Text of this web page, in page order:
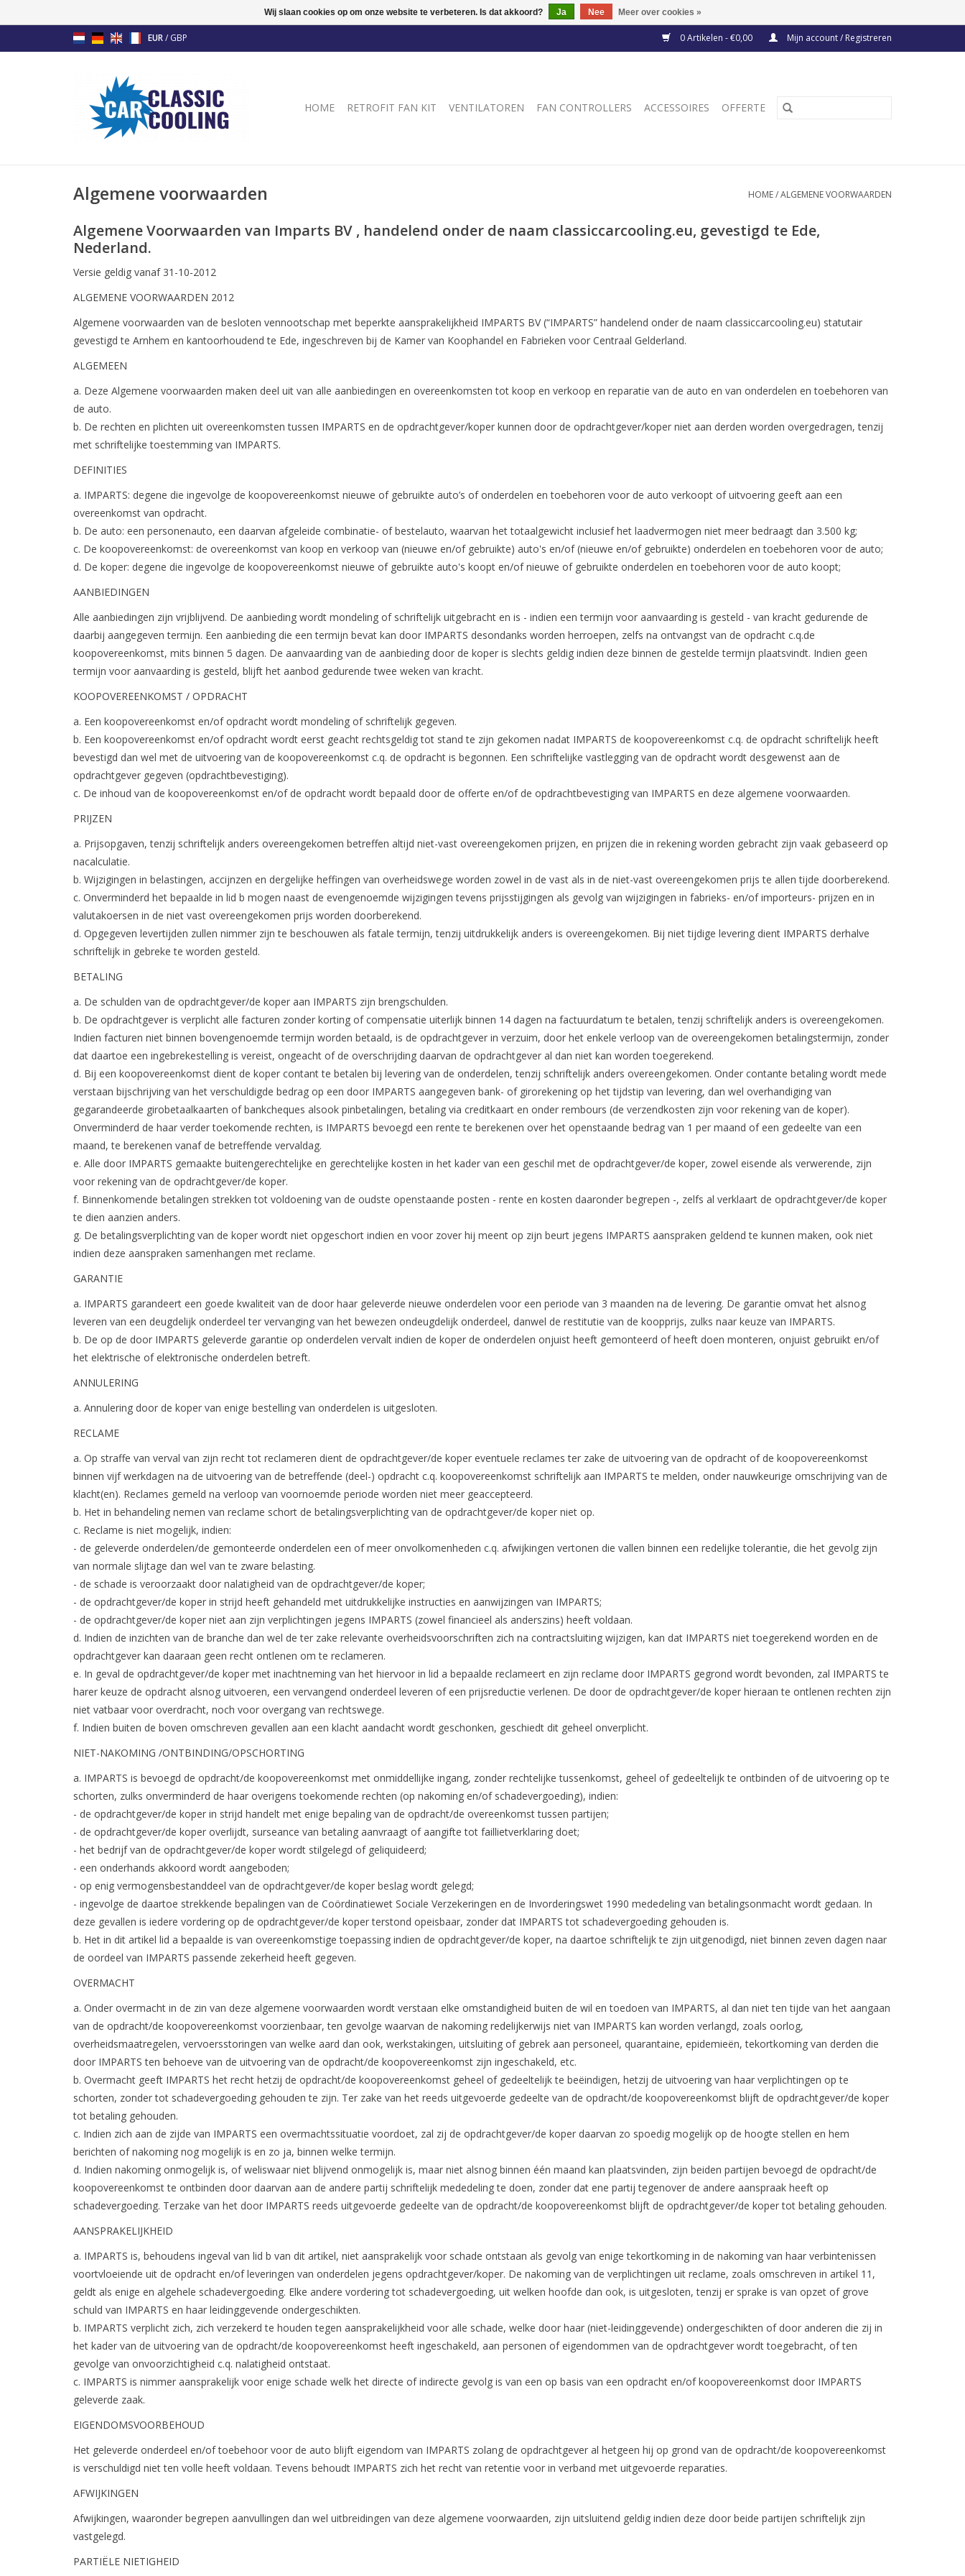
EUR/ GBP 0 Artikelen - €0,00 Mijn account / Registreren
HOME RETROFIT FAN KIT VENTILATOREN FAN CONTROLLERS ACCESSOIRES OFFERTE
Algemene voorwaarden HOME/ALGEMENE VOORWAARDEN
Algemene Voorwaarden van Imparts BV , handelend onder de naam classiccarcooling.eu, gevestigd te Ede,
Nederland.
Versie geldig vanaf 31-10-2012
ALGEMENE VOORWAARDEN 2012
Algemene voorwaarden van de besloten vennootschap met beperkte aansprakelijkheid IMPARTS BV (“IMPARTS” handelend onder de naam classiccarcooling.eu) statutair
gevestigd te Arnhem en kantoorhoudend te Ede, ingeschreven bij de Kamer van Koophandel en Fabrieken voor Centraal Gelderland.
ALGEMEEN
a. Deze Algemene voorwaarden maken deel uit van alle aanbiedingen en overeenkomsten tot koop en verkoop en reparatie van de auto en van onderdelen en toebehoren van
de auto.
b. De rechten en plichten uit overeenkomsten tussen IMPARTS en de opdrachtgever/koper kunnen door de opdrachtgever/koper niet aan derden worden overgedragen, tenzij
met schriftelijke toestemming van IMPARTS.
DEFINITIES
a. IMPARTS: degene die ingevolge de koopovereenkomst nieuwe of gebruikte auto’s of onderdelen en toebehoren voor de auto verkoopt of uitvoering geeft aan een
overeenkomst van opdracht.
b. De auto: een personenauto, een daarvan afgeleide combinatie- of bestelauto, waarvan het totaalgewicht inclusief het laadvermogen niet meer bedraagt dan 3.500 kg;
c. De koopovereenkomst: de overeenkomst van koop en verkoop van (nieuwe en/of gebruikte) auto's en/of (nieuwe en/of gebruikte) onderdelen en toebehoren voor de auto;
d. De koper: degene die ingevolge de koopovereenkomst nieuwe of gebruikte auto's koopt en/of nieuwe of gebruikte onderdelen en toebehoren voor de auto koopt;
AANBIEDINGEN
Alle aanbiedingen zijn vrijblijvend. De aanbieding wordt mondeling of schriftelijk uitgebracht en is - indien een termijn voor aanvaarding is gesteld - van kracht gedurende de
daarbij aangegeven termijn. Een aanbieding die een termijn bevat kan door IMPARTS desondanks worden herroepen, zelfs na ontvangst van de opdracht c.q.de
koopovereenkomst, mits binnen 5 dagen. De aanvaarding van de aanbieding door de koper is slechts geldig indien deze binnen de gestelde termijn plaatsvindt. Indien geen
termijn voor aanvaarding is gesteld, blijft het aanbod gedurende twee weken van kracht.
KOOPOVEREENKOMST / OPDRACHT
a. Een koopovereenkomst en/of opdracht wordt mondeling of schriftelijk gegeven.
b. Een koopovereenkomst en/of opdracht wordt eerst geacht rechtsgeldig tot stand te zijn gekomen nadat IMPARTS de koopovereenkomst c.q. de opdracht schriftelijk heeft
bevestigd dan wel met de uitvoering van de koopovereenkomst c.q. de opdracht is begonnen. Een schriftelijke vastlegging van de opdracht wordt desgewenst aan de
opdrachtgever gegeven (opdrachtbevestiging).
c. De inhoud van de koopovereenkomst en/of de opdracht wordt bepaald door de offerte en/of de opdrachtbevestiging van IMPARTS en deze algemene voorwaarden.
PRIJZEN
a. Prijsopgaven, tenzij schriftelijk anders overeengekomen betreffen altijd niet-vast overeengekomen prijzen, en prijzen die in rekening worden gebracht zijn vaak gebaseerd op
nacalculatie.
b. Wijzigingen in belastingen, accijnzen en dergelijke heffingen van overheidswege worden zowel in de vast als in de niet-vast overeengekomen prijs te allen tijde doorberekend.
c. Onverminderd het bepaalde in lid b mogen naast de evengenoemde wijzigingen tevens prijsstijgingen als gevolg van wijzigingen in fabrieks- en/of importeurs- prijzen en in
valutakoersen in de niet vast overeengekomen prijs worden doorberekend.
d. Opgegeven levertijden zullen nimmer zijn te beschouwen als fatale termijn, tenzij uitdrukkelijk anders is overeengekomen. Bij niet tijdige levering dient IMPARTS derhalve
schriftelijk in gebreke te worden gesteld.
BETALING
a. De schulden van de opdrachtgever/de koper aan IMPARTS zijn brengschulden.
b. De opdrachtgever is verplicht alle facturen zonder korting of compensatie uiterlijk binnen 14 dagen na factuurdatum te betalen, tenzij schriftelijk anders is overeengekomen.
Indien facturen niet binnen bovengenoemde termijn worden betaald, is de opdrachtgever in verzuim, door het enkele verloop van de overeengekomen betalingstermijn, zonder
dat daartoe een ingebrekestelling is vereist, ongeacht of de overschrijding daarvan de opdrachtgever al dan niet kan worden toegerekend.
d. Bij een koopovereenkomst dient de koper contant te betalen bij levering van de onderdelen, tenzij schriftelijk anders overeengekomen. Onder contante betaling wordt mede
verstaan bijschrijving van het verschuldigde bedrag op een door IMPARTS aangegeven bank- of girorekening op het tijdstip van levering, dan wel overhandiging van
gegarandeerde girobetaalkaarten of bankcheques alsook pinbetalingen, betaling via creditkaart en onder rembours (de verzendkosten zijn voor rekening van de koper).
Onverminderd de haar verder toekomende rechten, is IMPARTS bevoegd een rente te berekenen over het openstaande bedrag van 1 per maand of een gedeelte van een
maand, te berekenen vanaf de betreffende vervaldag.
e. Alle door IMPARTS gemaakte buitengerechtelijke en gerechtelijke kosten in het kader van een geschil met de opdrachtgever/de koper, zowel eisende als verwerende, zijn
voor rekening van de opdrachtgever/de koper.
f. Binnenkomende betalingen strekken tot voldoening van de oudste openstaande posten - rente en kosten daaronder begrepen -, zelfs al verklaart de opdrachtgever/de koper
te dien aanzien anders.
g. De betalingsverplichting van de koper wordt niet opgeschort indien en voor zover hij meent op zijn beurt jegens IMPARTS aanspraken geldend te kunnen maken, ook niet
indien deze aanspraken samenhangen met reclame.
GARANTIE
a. IMPARTS garandeert een goede kwaliteit van de door haar geleverde nieuwe onderdelen voor een periode van 3 maanden na de levering. De garantie omvat het alsnog
leveren van een deugdelijk onderdeel ter vervanging van het bewezen ondeugdelijk onderdeel, danwel de restitutie van de koopprijs, zulks naar keuze van IMPARTS.
b. De op de door IMPARTS geleverde garantie op onderdelen vervalt indien de koper de onderdelen onjuist heeft gemonteerd of heeft doen monteren, onjuist gebruikt en/of
het elektrische of elektronische onderdelen betreft.
ANNULERING
a. Annulering door de koper van enige bestelling van onderdelen is uitgesloten.
RECLAME
a. Op straffe van verval van zijn recht tot reclameren dient de opdrachtgever/de koper eventuele reclames ter zake de uitvoering van de opdracht of de koopovereenkomst
binnen vijf werkdagen na de uitvoering van de betreffende (deel-) opdracht c.q. koopovereenkomst schriftelijk aan IMPARTS te melden, onder nauwkeurige omschrijving van de
klacht(en). Reclames gemeld na verloop van voornoemde periode worden niet meer geaccepteerd.
b. Het in behandeling nemen van reclame schort de betalingsverplichting van de opdrachtgever/de koper niet op.
c. Reclame is niet mogelijk, indien:
- de geleverde onderdelen/de gemonteerde onderdelen een of meer onvolkomenheden c.q. afwijkingen vertonen die vallen binnen een redelijke tolerantie, die het gevolg zijn
van normale slijtage dan wel van te zware belasting.
- de schade is veroorzaakt door nalatigheid van de opdrachtgever/de koper;
- de opdrachtgever/de koper in strijd heeft gehandeld met uitdrukkelijke instructies en aanwijzingen van IMPARTS;
- de opdrachtgever/de koper niet aan zijn verplichtingen jegens IMPARTS (zowel financieel als anderszins) heeft voldaan.
d. Indien de inzichten van de branche dan wel de ter zake relevante overheidsvoorschriften zich na contractsluiting wijzigen, kan dat IMPARTS niet toegerekend worden en de
opdrachtgever kan daaraan geen recht ontlenen om te reclameren.
e. In geval de opdrachtgever/de koper met inachtneming van het hiervoor in lid a bepaalde reclameert en zijn reclame door IMPARTS gegrond wordt bevonden, zal IMPARTS te
harer keuze de opdracht alsnog uitvoeren, een vervangend onderdeel leveren of een prijsreductie verlenen. De door de opdrachtgever/de koper hieraan te ontlenen rechten zijn
niet vatbaar voor overdracht, noch voor overgang van rechtswege.
f. Indien buiten de boven omschreven gevallen aan een klacht aandacht wordt geschonken, geschiedt dit geheel onverplicht.
NIET-NAKOMING /ONTBINDING/OPSCHORTING
a. IMPARTS is bevoegd de opdracht/de koopovereenkomst met onmiddellijke ingang, zonder rechtelijke tussenkomst, geheel of gedeeltelijk te ontbinden of de uitvoering op te
schorten, zulks onverminderd de haar overigens toekomende rechten (op nakoming en/of schadevergoeding), indien:
- de opdrachtgever/de koper in strijd handelt met enige bepaling van de opdracht/de overeenkomst tussen partijen;
- de opdrachtgever/de koper overlijdt, surseance van betaling aanvraagt of aangifte tot faillietverklaring doet;
- het bedrijf van de opdrachtgever/de koper wordt stilgelegd of geliquideerd;
- een onderhands akkoord wordt aangeboden;
- op enig vermogensbestanddeel van de opdrachtgever/de koper beslag wordt gelegd;
- ingevolge de daartoe strekkende bepalingen van de Coördinatiewet Sociale Verzekeringen en de Invorderingswet 1990 mededeling van betalingsonmacht wordt gedaan. In
deze gevallen is iedere vordering op de opdrachtgever/de koper terstond opeisbaar, zonder dat IMPARTS tot schadevergoeding gehouden is.
b. Het in dit artikel lid a bepaalde is van overeenkomstige toepassing indien de opdrachtgever/de koper, na daartoe schriftelijk te zijn uitgenodigd, niet binnen zeven dagen naar
de oordeel van IMPARTS passende zekerheid heeft gegeven.
OVERMACHT
a. Onder overmacht in de zin van deze algemene voorwaarden wordt verstaan elke omstandigheid buiten de wil en toedoen van IMPARTS, al dan niet ten tijde van het aangaan
van de opdracht/de koopovereenkomst voorzienbaar, ten gevolge waarvan de nakoming redelijkerwijs niet van IMPARTS kan worden verlangd, zoals oorlog,
overheidsmaatregelen, vervoersstoringen van welke aard dan ook, werkstakingen, uitsluiting of gebrek aan personeel, quarantaine, epidemieën, tekortkoming van derden die
door IMPARTS ten behoeve van de uitvoering van de opdracht/de koopovereenkomst zijn ingeschakeld, etc.
b. Overmacht geeft IMPARTS het recht hetzij de opdracht/de koopovereenkomst geheel of gedeeltelijk te beëindigen, hetzij de uitvoering van haar verplichtingen op te
schorten, zonder tot schadevergoeding gehouden te zijn. Ter zake van het reeds uitgevoerde gedeelte van de opdracht/de koopovereenkomst blijft de opdrachtgever/de koper
tot betaling gehouden.
c. Indien zich aan de zijde van IMPARTS een overmachtssituatie voordoet, zal zij de opdrachtgever/de koper daarvan zo spoedig mogelijk op de hoogte stellen en hem
berichten of nakoming nog mogelijk is en zo ja, binnen welke termijn.
d. Indien nakoming onmogelijk is, of weliswaar niet blijvend onmogelijk is, maar niet alsnog binnen één maand kan plaatsvinden, zijn beiden partijen bevoegd de opdracht/de
koopovereenkomst te ontbinden door daarvan aan de andere partij schriftelijk mededeling te doen, zonder dat ene partij tegenover de andere aanspraak heeft op
schadevergoeding. Terzake van het door IMPARTS reeds uitgevoerde gedeelte van de opdracht/de koopovereenkomst blijft de opdrachtgever/de koper tot betaling gehouden.
AANSPRAKELIJKHEID
a. IMPARTS is, behoudens ingeval van lid b van dit artikel, niet aansprakelijk voor schade ontstaan als gevolg van enige tekortkoming in de nakoming van haar verbintenissen
voortvloeiende uit de opdracht en/of leveringen van onderdelen jegens opdrachtgever/koper. De nakoming van de verplichtingen uit reclame, zoals omschreven in artikel 11,
geldt als enige en algehele schadevergoeding. Elke andere vordering tot schadevergoeding, uit welken hoofde dan ook, is uitgesloten, tenzij er sprake is van opzet of grove
schuld van IMPARTS en haar leidinggevende ondergeschikten.
b. IMPARTS verplicht zich, zich verzekerd te houden tegen aansprakelijkheid voor alle schade, welke door haar (niet-leidinggevende) ondergeschikten of door anderen die zij in
het kader van de uitvoering van de opdracht/de koopovereenkomst heeft ingeschakeld, aan personen of eigendommen van de opdrachtgever wordt toegebracht, of ten
gevolge van onvoorzichtigheid c.q. nalatigheid ontstaat.
c. IMPARTS is nimmer aansprakelijk voor enige schade welk het directe of indirecte gevolg is van een op basis van een opdracht en/of koopovereenkomst door IMPARTS
geleverde zaak.
EIGENDOMSVOORBEHOUD
Het geleverde onderdeel en/of toebehoor voor de auto blijft eigendom van IMPARTS zolang de opdrachtgever al hetgeen hij op grond van de opdracht/de koopovereenkomst
is verschuldigd niet ten volle heeft voldaan. Tevens behoudt IMPARTS zich het recht van retentie voor in verband met uitgevoerde reparaties.
AFWIJKINGEN
Afwijkingen, waaronder begrepen aanvullingen dan wel uitbreidingen van deze algemene voorwaarden, zijn uitsluitend geldig indien deze door beide partijen schriftelijk zijn
vastgelegd.
PARTIËLE NIETIGHEID
Wij slaan cookies op om onze website te verbeteren. Is dat akkoord? Ja Nee Meer over cookies »